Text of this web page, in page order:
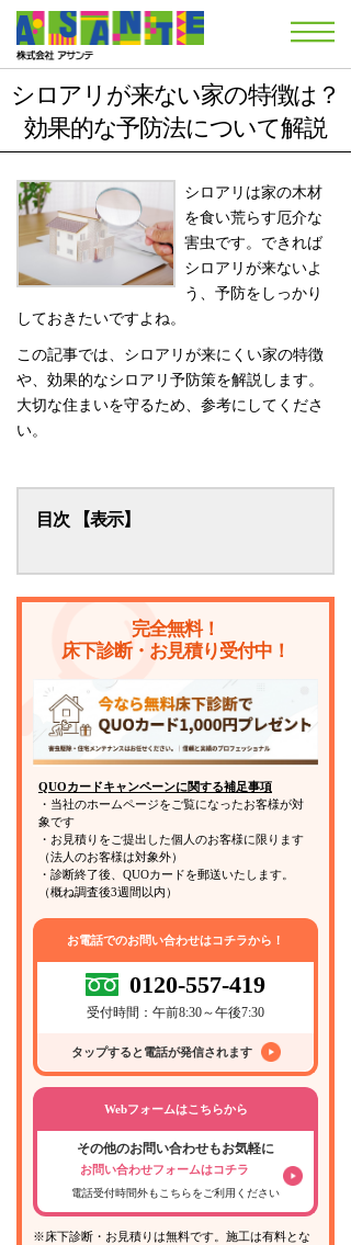
シロアリが来ない家の特徴は？
効果的な予防法について解説
シロアリは家の木材
を食い荒らす厄介な
害虫です。できれば
シロアリが来ないよ
う、予防をしっかり
しておきたいですよね。
この記事では、シロアリが来にくい家の特徴
や、効果的なシロアリ予防策を解説します。
大切な住まいを守るため、参考にしてくださ
い。
目次
家にシロアリが来ない環境とは？
シロアリ対策で効果的な予防法
シロアリの調査を実施するタイミング
シロアリが来ない家にするためにはご
相談を
完全無料！
床下診断・お見積り受付中！
QUOカードキャンペーンに関する補足事項
・当社のホームページをご覧になったお客様が対
象です
・お見積りをご提出した個人のお客様に限ります
（法人のお客様は対象外）
・診断終了後、QUOカードを郵送いたします。
（概ね調査後3週間以内）
お電話でのお問い合わせはコチラから！
0120-557-419
受付時間：午前8:30～午後7:30
タップすると電話が発信されます
Webフォームはこちらから
その他のお問い合わせもお気軽に
お問い合わせフォームはコチラ
電話受付時間外もこちらをご利用ください
※床下診断・お見積りは無料です。施工は有料とな